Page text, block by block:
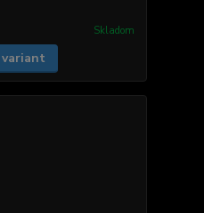
Skladom